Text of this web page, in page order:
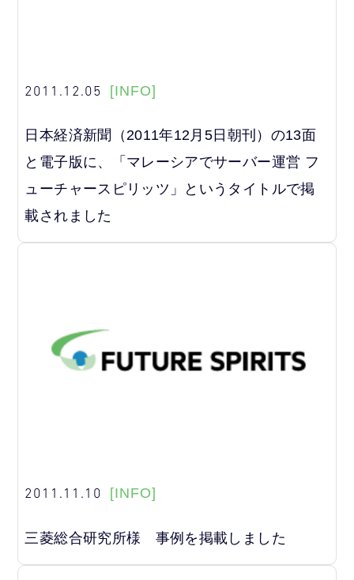
2011.12.05 [INFO]
日本経済新聞（2011年12月5日朝刊）の13面
と電子版に、「マレーシアでサーバー運営 フ
ューチャースピリッツ」というタイトルで掲
載されました
2011.11.10 [INFO]
三菱総合研究所様 事例を掲載しました